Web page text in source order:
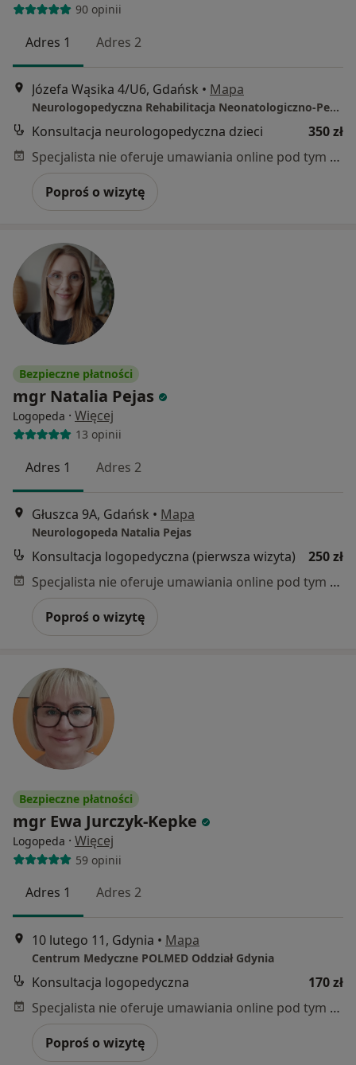
90 opinii
Adres 1 Adres 2
Józefa Wąsika 4/U6, Gdańsk • Mapa
Neurologopedyczna Rehabilitacja Neonatologiczno-Pediatryczna Weronika Sieniawska
Konsultacja neurologopedyczna dzieci
350 zł
Specjalista nie oferuje umawiania online pod tym adresem.
Poproś o wizytę
Bezpieczne płatności
mgr Natalia Pejas
Logopeda · Więcej
13 opinii
Adres 1 Adres 2
Głuszca 9A, Gdańsk • Mapa
Neurologopeda Natalia Pejas
Konsultacja logopedyczna (pierwsza wizyta)
250 zł
Specjalista nie oferuje umawiania online pod tym adresem.
Poproś o wizytę
Bezpieczne płatności
mgr Ewa Jurczyk-Kepke
Logopeda · Więcej
59 opinii
Adres 1 Adres 2
10 lutego 11, Gdynia • Mapa
Centrum Medyczne POLMED Oddział Gdynia
Konsultacja logopedyczna
170 zł
Specjalista nie oferuje umawiania online pod tym adresem.
Poproś o wizytę